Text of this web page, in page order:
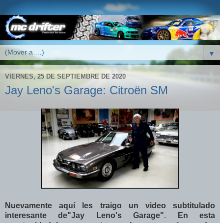
▼
VIERNES, 25 DE SEPTIEMBRE DE 2020
Jay Leno's Garage: Citroën SM
Nuevamente aquí les traigo un video subtitulado
interesante de"Jay Leno's Garage".
En esta